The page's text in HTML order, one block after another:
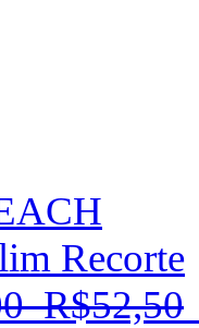
Recorte
R$52,50